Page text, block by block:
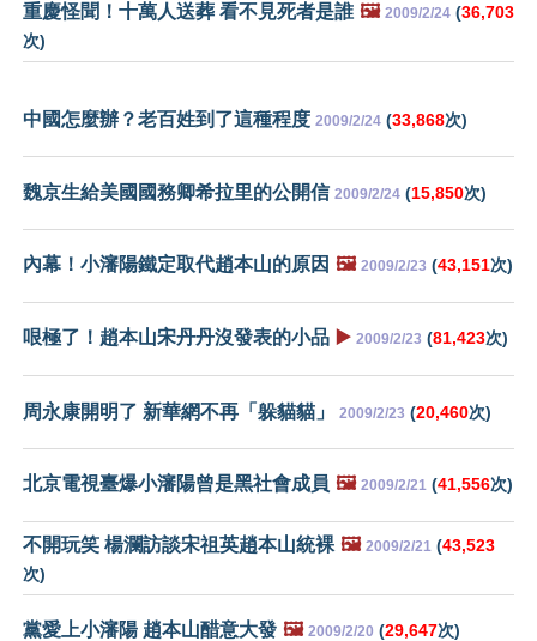
重慶怪聞！十萬人送葬 看不見死者是誰 🖼️ 2009/2/24 (36,703
次)
中國怎麼辦？老百姓到了這種程度 2009/2/24 (33,868次)
魏京生給美國國務卿希拉里的公開信 2009/2/24 (15,850次)
內幕！小瀋陽鐵定取代趙本山的原因 🖼️ 2009/2/23 (43,151次)
哏極了！趙本山宋丹丹沒發表的小品 ▶️ 2009/2/23 (81,423次)
周永康開明了 新華網不再「躲貓貓」 2009/2/23 (20,460次)
北京電視臺爆小瀋陽曾是黑社會成員 🖼️ 2009/2/21 (41,556次)
不開玩笑 楊瀾訪談宋祖英趙本山統裸 🖼️ 2009/2/21 (43,523
次)
黨愛上小瀋陽 趙本山醋意大發 🖼️ 2009/2/20 (29,647次)